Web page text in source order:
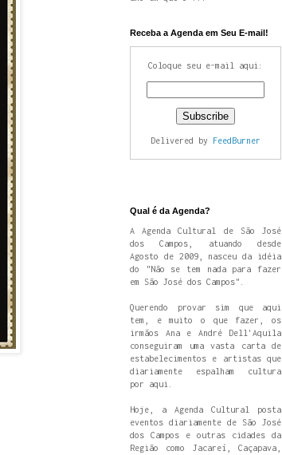
Receba a Agenda em Seu E-mail!
Coloque seu e-mail aqui:
Delivered by FeedBurner
Qual é da Agenda?
A Agenda Cultural de São José
dos Campos, atuando desde
Agosto de 2009, nasceu da idéia
do "Não se tem nada para fazer
em São José dos Campos".
Querendo provar sim que aqui
tem, e muito o que fazer, os
irmãos Ana e André Dell'Aquila
conseguiram uma vasta carta de
estabelecimentos e artistas que
diariamente espalham cultura
por aqui.
Hoje, a Agenda Cultural posta
eventos diariamente de São José
dos Campos e outras cidades da
Região como Jacareí, Caçapava,